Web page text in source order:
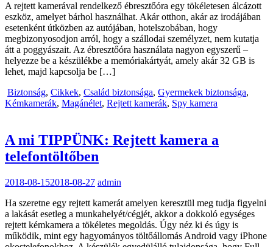
A rejtett kamerával rendelkező ébresztőóra egy tökéletesen álcázott
eszköz, amelyet bárhol használhat. Akár otthon, akár az irodájában
esetenként útközben az autójában, hotelszobában, hogy
megbizonyosodjon arról, hogy a szállodai személyzet, nem kutatja
átt a poggyászait. Az ébresztőóra használata nagyon egyszerű –
helyezze be a készülékbe a memóriakártyát, amely akár 32 GB is
lehet, majd kapcsolja be […]
Biztonság, Cikkek, Család biztonsága, Gyermekek biztonsága,
Kémkamerák, Magánélet, Rejtett kamerák, Spy kamera
A mi TIPPÜNK: Rejtett kamera a
telefontöltőben
2018-08-152018-08-27 admin
Ha szeretne egy rejtett kamerát amelyen keresztül meg tudja figyelni
a lakását esetleg a munkahelyét/cégjét, akkor a dokkoló egységes
rejtett kémkamera a tökéletes megoldás. Úgy néz ki és úgy is
működik, mint egy hagyományos töltőállomás Android vagy iPhone